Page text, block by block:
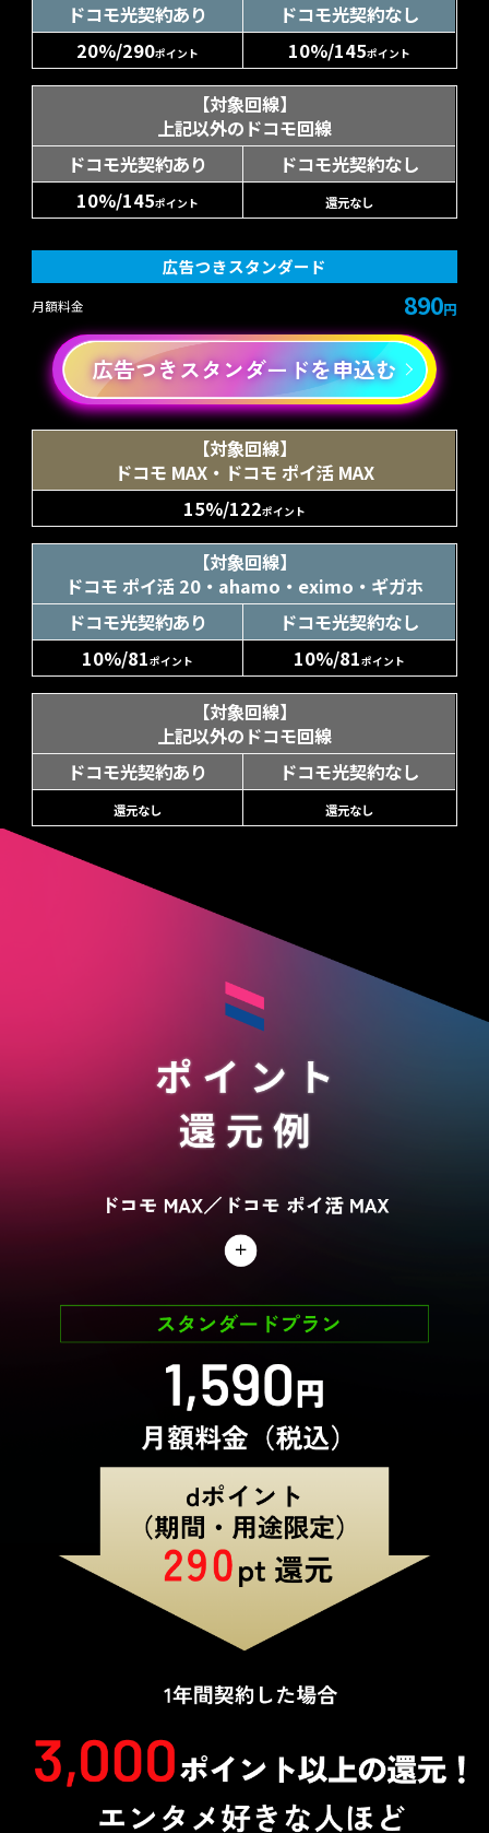
ドコモ光契約あり
ドコモ光契約なし
20%/290ポイント 10%/145ポイント
【対象回線】
上記以外のドコモ回線
ドコモ光契約あり
ドコモ光契約なし
10%/145ポイント 還元なし
広告つきスタンダード
月額料金 890円
広告つきスタンダードを申込む
【対象回線】
ドコモ MAX・ドコモ ポイ活 MAX
15%/122ポイント
【対象回線】
ドコモ ポイ活 20・ahamo・eximo・ギガホ
ドコモ光契約あり
ドコモ光契約なし
10%/81ポイント 10%/81ポイント
【対象回線】
上記以外のドコモ回線
ドコモ光契約あり
ドコモ光契約なし
還元なし 還元なし